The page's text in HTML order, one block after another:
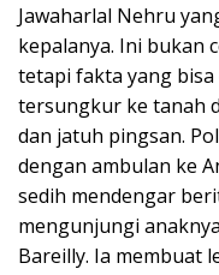
Jawaharlal Nehru
kepalanya. Ini bukan
tetapi fakta yang
tersungkur ke tanah
dan jatuh pingsan.
dengan ambulan ke
sedih mendengar
mengunjungi
Bareilly. Ia membuat